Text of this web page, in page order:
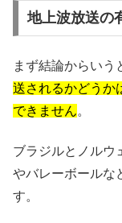
地上波放送の
まず結論からいう
送されるかどうか
できません。
ブラジルとノルウ
やバレーボールな
す。